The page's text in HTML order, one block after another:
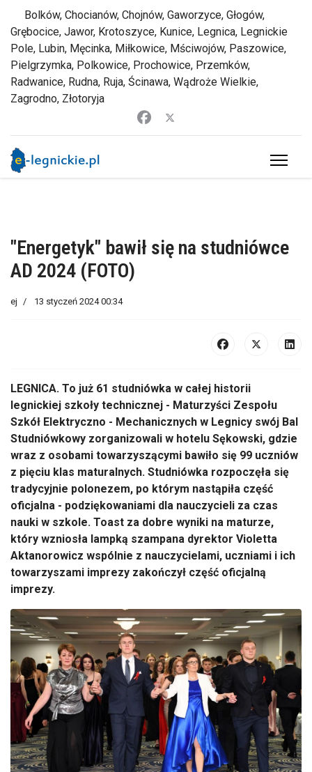
Bolków, Chocianów, Chojnów, Gaworzyce, Głogów,
Grębocice, Jawor, Krotoszyce, Kunice, Legnica, Legnickie
Pole, Lubin, Męcinka, Miłkowice, Mściwojów, Paszowice,
Pielgrzymka, Polkowice, Prochowice, Przemków,
Radwanice, Rudna, Ruja, Ścinawa, Wądroże Wielkie,
Zagrodno, Złotoryja
"Energetyk" bawił się na studniówce
AD 2024 (FOTO)
ej 13 styczeń 2024 00:34
LEGNICA. To już 61 studniówka w całej historii
legnickiej szkoły technicznej - Maturzyści Zespołu
Szkół Elektryczno - Mechanicznych w Legnicy swój Bal
Studniówkowy zorganizowali w hotelu Sękowski, gdzie
wraz z osobami towarzyszącymi bawiło się 99 uczniów
z pięciu klas maturalnych. Studniówka rozpoczęła się
tradycyjnie polonezem, po którym nastąpiła część
oficjalna - podziękowaniami dla nauczycieli za czas
nauki w szkole. Toast za dobre wyniki na maturze,
który wzniosła lampką szampana dyrektor Violetta
Aktanorowicz wspólnie z nauczycielami, uczniami i ich
towarzyszami imprezy zakończył część oficjalną
imprezy.